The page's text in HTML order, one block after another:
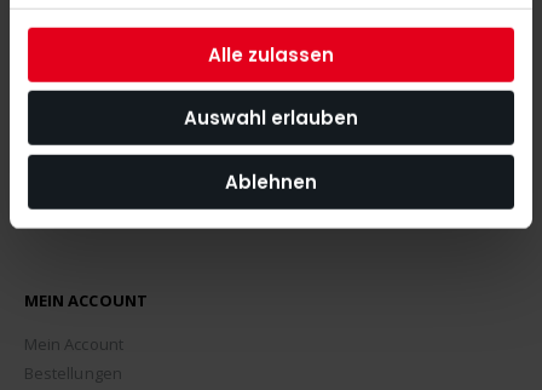
Alle zulassen
Auswahl erlauben
Ablehnen
MEIN ACCOUNT
Mein Account
Bestellungen